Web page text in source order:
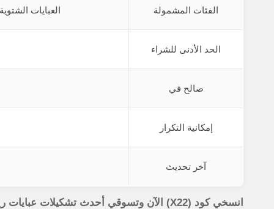
الفئات المشمولة العبايات
الحد الأدنى للشراء
صالح في
إمكانية التكرار
آخر تحديث
انسخي كود (X22) الآن وتسوقي أحدث تشكيلات عبايات ريفال بخصم 10% فوري!